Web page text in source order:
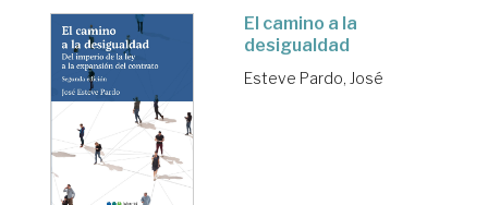
El camino a la
desigualdad
Esteve Pardo, José